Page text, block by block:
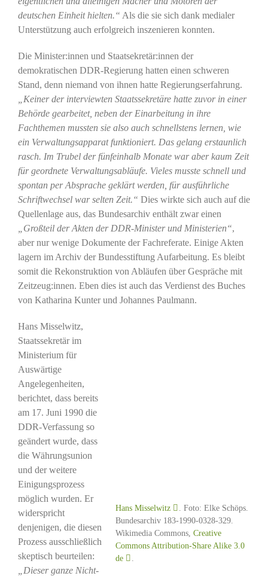
deutschen Einheit hielten.“ Als die sie sich dank medialer
Unterstützung auch erfolgreich inszenieren konnten.
Die Minister:innen und Staatsekretär:innen der
demokratischen DDR-Regierung hatten einen schweren
Stand, denn niemand von ihnen hatte Regierungserfahrung.
„Keiner der interviewten Staatssekretäre hatte zuvor in einer
Behörde gearbeitet, neben der Einarbeitung in ihre
Fachthemen mussten sie also auch schnellstens lernen, wie
ein Verwaltungsapparat funktioniert. Das gelang erstaunlich
rasch. Im Trubel der fünfeinhalb Monate war aber kaum Zeit
für geordnete Verwaltungsabläufe. Vieles musste schnell und
spontan per Absprache geklärt werden, für ausführliche
Schriftwechsel war selten Zeit.“ Dies wirkte sich auch auf die
Quellenlage aus, das Bundesarchiv enthält zwar einen
„Großteil der Akten der DDR-Minister und Ministerien“,
aber nur wenige Dokumente der Fachreferate. Einige Akten
lagern im Archiv der Bundesstiftung Aufarbeitung. Es bleibt
somit die Rekonstruktion von Abläufen über Gespräche mit
Zeitzeug:innen. Eben dies ist auch das Verdienst des Buches
von Katharina Kunter und Johannes Paulmann.
Hans Misselwitz
. Foto: Elke Schöps.
Bundesarchiv 183-1990-0328-329.
Wikimedia Commons,Creative
Commons Attribution-Share Alike 3.0
de
Hans Misselwitz,
Staatssekretär im
Ministerium für
Auswärtige
Angelegenheiten,
berichtet, dass bereits
am 17. Juni 1990 die
DDR-Verfassung so
geändert wurde, dass
die Währungsunion
und der weitere
Einigungsprozess
möglich wurden. Er
widerspricht
denjenigen, die diesen
Prozess ausschließlich
skeptisch beurteilen:
„Dieser ganze Nicht-